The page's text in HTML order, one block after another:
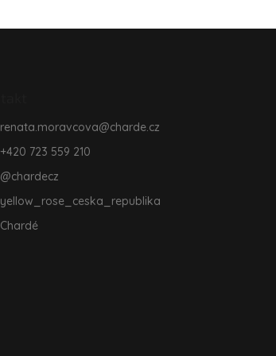
renata.moravcova@charde.cz
+420 723 559 210
@chardecz
yellow_rose_ceska_republika
Chardé